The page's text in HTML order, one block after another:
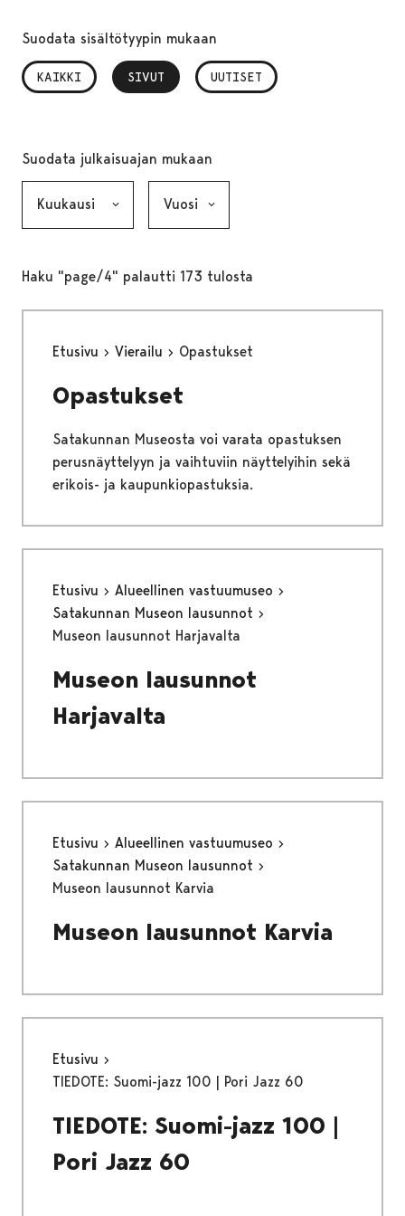
Suodata sisältötyypin mukaan
KAIKKI SIVUT
, VALITTU UUTISET
Suodata julkaisuajan mukaan
Haku "page/4" palautti 173 tulosta
Etusivu Vierailu Opastukset
Opastukset
Satakunnan Museosta voi varata opastuksen
perusnäyttelyyn ja vaihtuviin näyttelyihin sekä
erikois- ja kaupunkiopastuksia.
Etusivu
Alueellinen vastuumuseo
Satakunnan Museon lausunnot
Museon lausunnot Harjavalta
Museon lausunnot
Harjavalta
Etusivu
Alueellinen vastuumuseo
Satakunnan Museon lausunnot
Museon lausunnot Karvia
Museon lausunnot Karvia
Etusivu
TIEDOTE: Suomi-jazz 100 | Pori Jazz 60
TIEDOTE: Suomi-jazz 100 |
Pori Jazz 60